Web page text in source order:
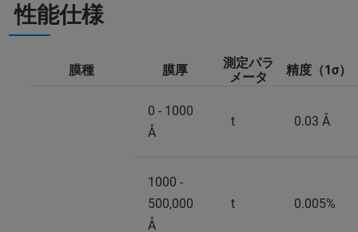
性能仕様
膜種 膜厚
測定パラ
メータ
精度（1σ）
0 - 1000
Å
t 0.03 Å
1000 -
500,000
Å
t 0.005%